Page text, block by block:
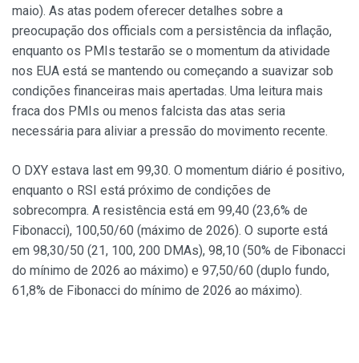
maio). As atas podem oferecer detalhes sobre a
preocupação dos officials com a persistência da inflação,
enquanto os PMIs testarão se o momentum da atividade
nos EUA está se mantendo ou começando a suavizar sob
condições financeiras mais apertadas. Uma leitura mais
fraca dos PMIs ou menos falcista das atas seria
necessária para aliviar a pressão do movimento recente.
O DXY estava last em 99,30. O momentum diário é positivo,
enquanto o RSI está próximo de condições de
sobrecompra. A resistência está em 99,40 (23,6% de
Fibonacci), 100,50/60 (máximo de 2026). O suporte está
em 98,30/50 (21, 100, 200 DMAs), 98,10 (50% de Fibonacci
do mínimo de 2026 ao máximo) e 97,50/60 (duplo fundo,
61,8% de Fibonacci do mínimo de 2026 ao máximo).